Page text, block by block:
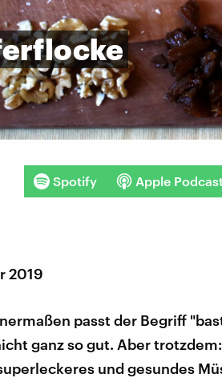
Spotify Apple
2019
passt der Begriff
ganz so gut. Aber
und gesundes